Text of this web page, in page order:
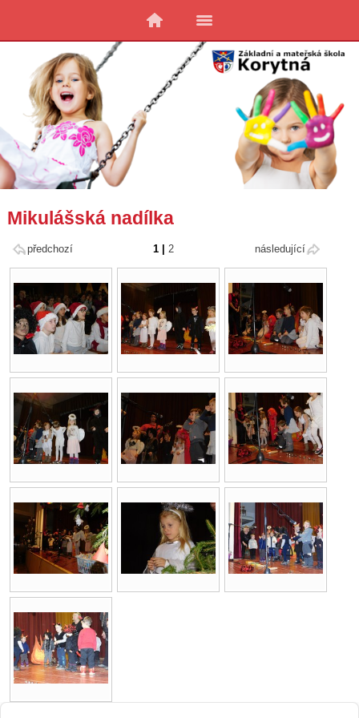
Mikulášská nadílka
předchozí 1 2 následující